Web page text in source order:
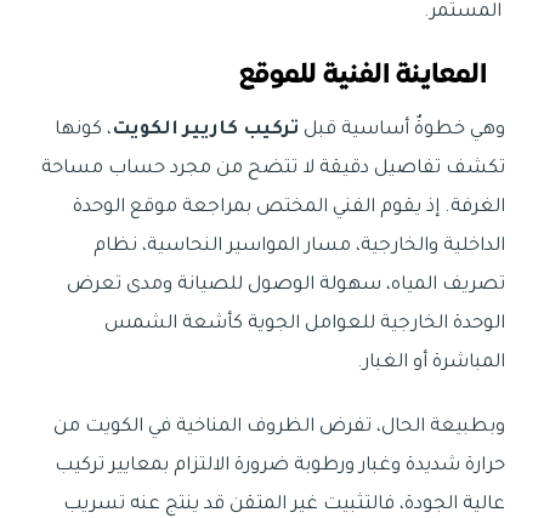
المستمر.
المعاينة الفنية للموقع
وهي خطوةٌ أساسية قبل تركيب كاريير الكويت، كونها
تكشف تفاصيل دقيقة لا تتضح من مجرد حساب مساحة
الغرفة. إذ يقوم الفني المختص بمراجعة موقع الوحدة
الداخلية والخارجية، مسار المواسير النحاسية، نظام
تصريف المياه، سهولة الوصول للصيانة ومدى تعرض
الوحدة الخارجية للعوامل الجوية كأشعة الشمس
المباشرة أو الغبار.
وبطبيعة الحال، تفرض الظروف المناخية في الكويت من
حرارة شديدة وغبار ورطوبة ضرورة الالتزام بمعايير تركيب
عالية الجودة، فالتثبيت غير المتقن قد ينتج عنه تسريب